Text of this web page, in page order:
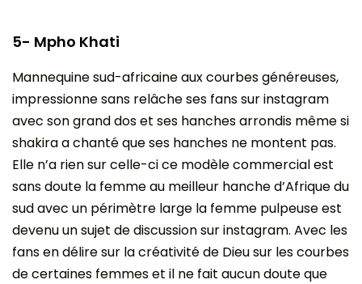
5- Mpho Khati
Mannequine sud-africaine aux courbes généreuses,
impressionne sans relâche ses fans sur instagram
avec son grand dos et ses hanches arrondis même si
shakira a chanté que ses hanches ne montent pas.
Elle n’a rien sur celle-ci ce modèle commercial est
sans doute la femme au meilleur hanche d’Afrique du
sud avec un périmètre large la femme pulpeuse est
devenu un sujet de discussion sur instagram. Avec les
fans en délire sur la créativité de Dieu sur les courbes
de certaines femmes et il ne fait aucun doute que